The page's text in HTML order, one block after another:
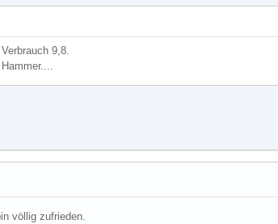
9,8.
völlig zufrieden.